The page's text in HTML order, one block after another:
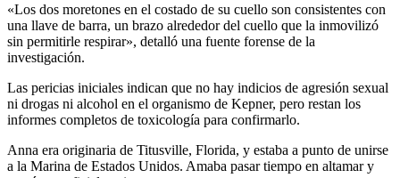
«Los dos moretones en el costado de su cuello son consistentes con
una llave de barra, un brazo alrededor del cuello que la inmovilizó
sin permitirle respirar», detalló una fuente forense de la
investigación.
Las pericias iniciales indican que no hay indicios de agresión sexual
ni drogas ni alcohol en el organismo de Kepner, pero restan los
informes completos de toxicología para confirmarlo.
Anna era originaria de Titusville, Florida, y estaba a punto de unirse
a la Marina de Estados Unidos. Amaba pasar tiempo en altamar y